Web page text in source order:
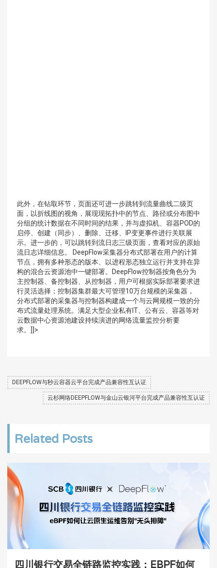
此外，在钻取环节，页面还可进一步跳转到流量曲线二级页
面，以折线图的视角，展现现拓扑中的节点、路径或分布图中
分组的统计数据在不同时间的结果，并与虚拟机、容器POD的
启停、创建（同步）、删除、迁移、IP变更事件进行关联展
示。进一步的，可以跳转到流日志三级页面，查看对应的原始
流日志详细信息。 DeepFlow采集器分布式部署在用户的计算
节点，拥有多种形态的版本、以进程形态独立运行并支持在异
构的混合云资源池中一键部署。DeepFlow控制器按角色分为
主控制器、备控制器、从控制器，用户可根据实际部署要求进
行灵活选择；控制器集群最大可管理10万台规模的采集器，
分布式部署的采集器与控制器构建成一个与云网规模一致的分
布式流量处理系统。满足大型企业私有IT、公有云、容器等对
云数据中心资源池建设持续演进的网络流量监控分析要
求。]]>
DEEPFLOW与秒云容器云平台完成产品兼容性互认证
云杉网络DEEPFLOW与金山云银河平台完成产品兼容性互认证
Related Posts
四川银行交易全链路监控实践：EBPF如何